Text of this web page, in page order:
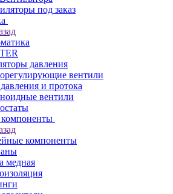
под заказ
давления
вентили
и протока
вентили
компоненты
медная